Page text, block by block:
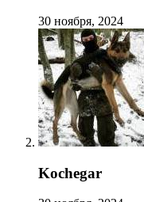
30 ноября, 2024
Kochegar